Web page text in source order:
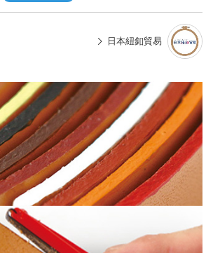
日本紐釦貿易